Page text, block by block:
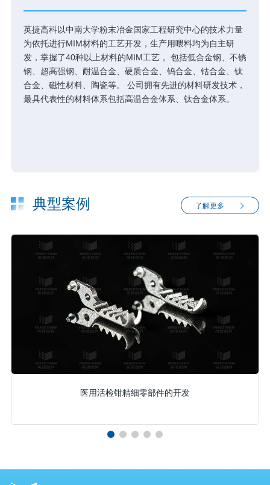
英捷高科以中南大学粉末冶金国家工程研究中心的技术力量
为依托进行MIM材料的工艺开发，生产用喂料均为自主研
发，掌握了40种以上材料的MIM工艺， 包括低合金钢、不锈
钢、超高强钢、耐温合金、硬质合金、钨合金、钴合金、钛
合金、磁性材料、陶瓷等。 公司拥有先进的材料研发技术，
最具代表性的材料体系包括高温合金体系、钛合金体系。
典型案例 了解更多
医用活检钳精细零部件的开发